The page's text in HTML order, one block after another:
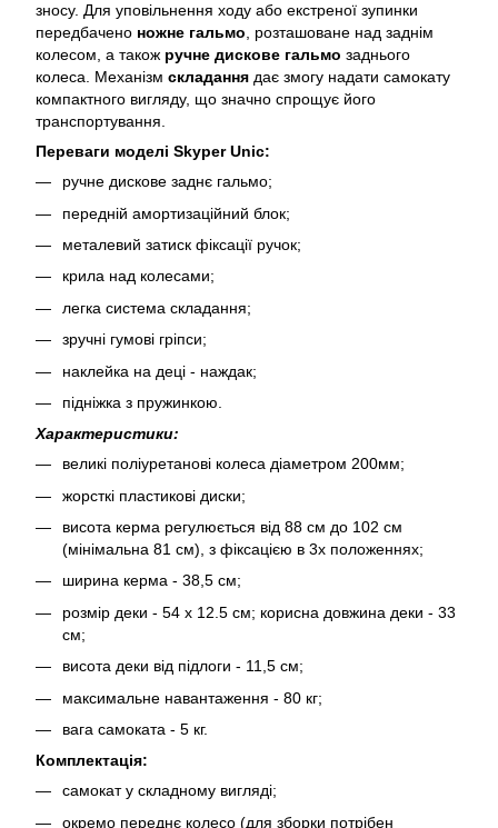
зносу. Для уповільнення ходу або екстреної зупинки
передбачено ножне гальмо , розташоване над заднім
колесом, а також ручне дискове гальмо заднього
колеса. Механізм складання дає змогу надати самокату
компактного вигляду, що значно спрощує його
транспортування.
Переваги моделі Skyper Unic:
ручне дискове заднє гальмо;
передній амортизаційний блок;
металевий затиск фіксації ручок;
крила над колесами;
легка система складання;
зручні гумові гріпси;
наклейка на деці - наждак;
підніжка з пружинкою.
Характеристики:
великі поліуретанові колеса діаметром 200мм;
жорсткі пластикові диски;
висота керма регулюється від 88 см до 102 см
(мінімальна 81 см), з фіксацією в 3х положеннях;
ширина керма - 38,5 см;
розмір деки - 54 х 12.5 см; корисна довжина деки - 33
см;
висота деки від підлоги - 11,5 см;
максимальне навантаження - 80 кг;
вага самоката - 5 кг.
Комплектація:
самокат у складному вигляді;
окремо переднє колесо (для зборки потрібен